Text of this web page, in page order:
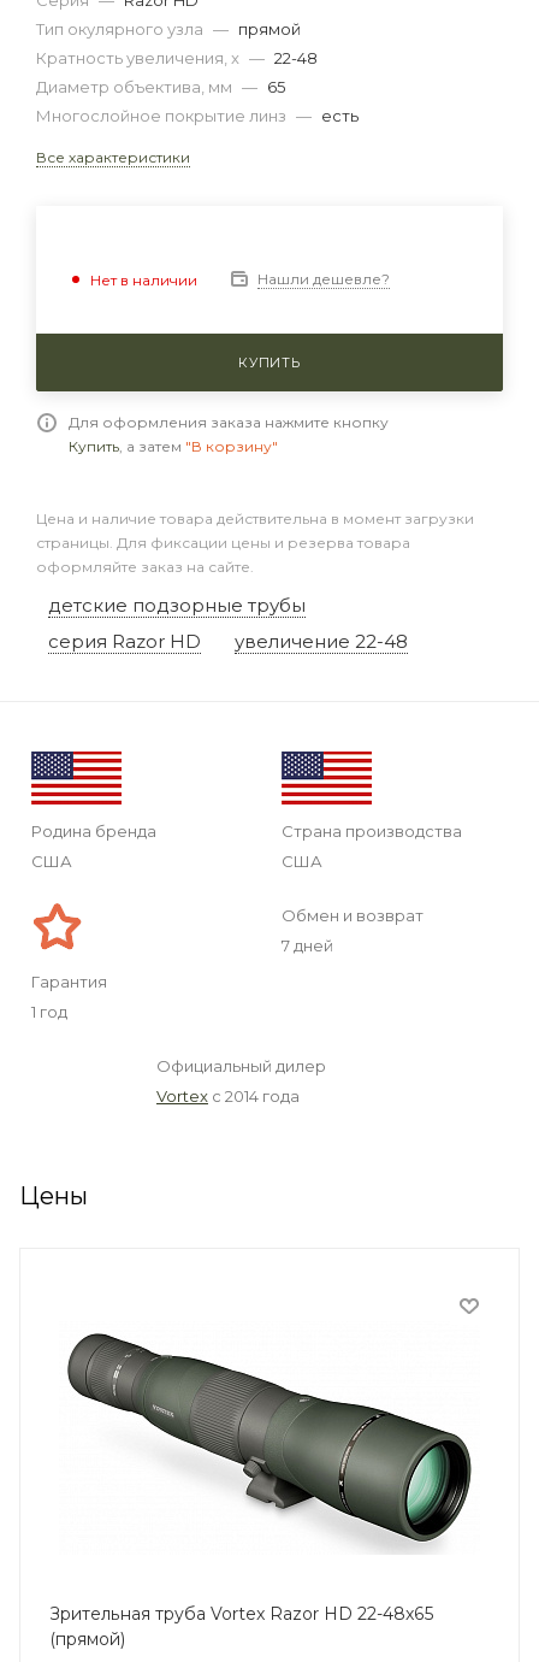
Тип окулярного узла — прямой
Кратность увеличения, x — 22-48
Диаметр объектива, мм — 65
Многослойное покрытие линз — есть
Все характеристики
Нет в наличии Нашли дешевле?
КУПИТЬ
Для оформления заказа нажмите кнопку
Купить, а затем "В корзину"
Цена и наличие товара действительна в момент загрузки
страницы. Для фиксации цены и резерва товара
оформляйте заказ на сайте.
детские подзорные трубы
серия Razor HD
увеличение 22-48
Родина бренда
США
Страна производства
США
Гарантия
1 год
Обмен и возврат
7 дней
Официальный дилер
Vortex с 2014 года
Цены
Зрительная труба Vortex Razor HD 22-48x65
(прямой)